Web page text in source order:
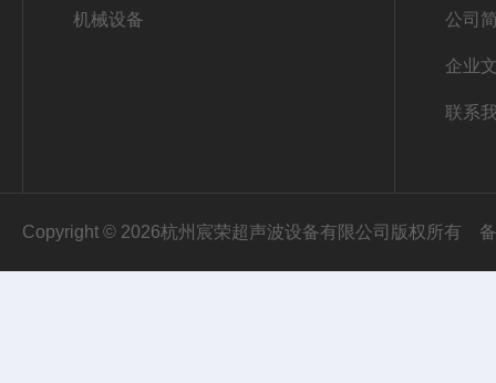
机械设备 公司
企业
联系
Copyright © 2026杭州宸荣超声波设备有限公司版权所有